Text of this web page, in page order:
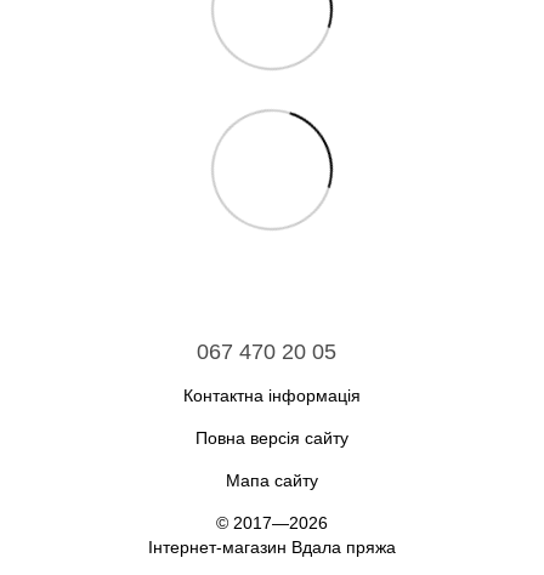
067 470 20 05
Контактна інформація
Повна версія сайту
Мапа сайту
© 2017—2026
Інтернет-магазин Вдала пряжа